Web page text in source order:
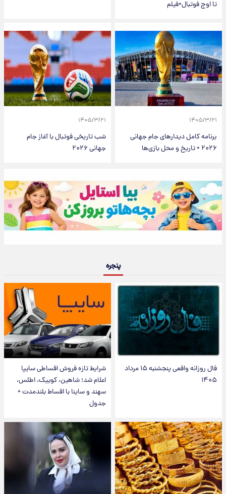
تا اوج فوتبال+فیلم
۱۴۰۵/۳/۲۱
برنامه کامل دیدارهای جام جهانی
۲۰۲۶ + تاریخ و محل بازی‌ها
۱۴۰۵/۳/۲۱
شب تاریخی فوتبال با آغاز جام
جهانی ۲۰۲۶
پنجره
فال روزانه واقعی پنجشنبه ۱۵ مرداد
۱۴۰۵
شرایط تازه فروش اقساطی سایپا
اعلام شد؛ شاهین، کوییک، اطلس،
سهند و ساینا با اقساط بلندمدت +
جدول